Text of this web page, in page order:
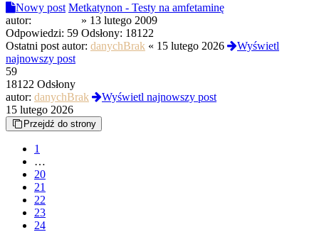
Nowy post Metkatynon - Testy na amfetaminę
autor:
» 13 lutego 2009
Odpowiedzi: 59 Odsłony: 18122
Ostatni post autor: danychBrak « 15 lutego 2026
Wyświetl
najnowszy post
59
18122 Odsłony
autor: danychBrak
Wyświetl najnowszy post
15 lutego 2026
Przejdź do strony
1
…
20
21
22
23
24